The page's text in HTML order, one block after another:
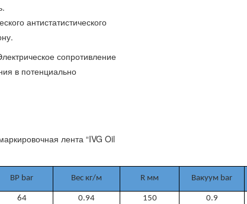
антистатистического
сопротивление
в потенциально
лента “IVG Oil
BP bar Вес кг/м R мм Вакуум bar
64 0.94 150
0.9